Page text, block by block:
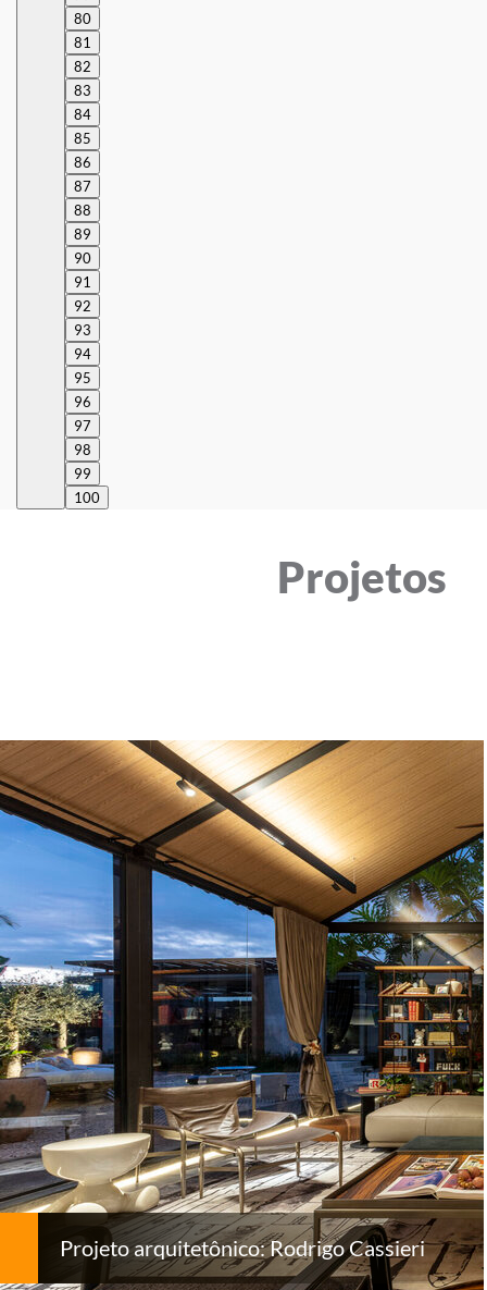
80
81
82
83
84
85
86
87
88
89
90
91
92
93
94
95
96
97
98
99
100
Projetos
Projeto arquitetônico: Rodrigo Cassieri